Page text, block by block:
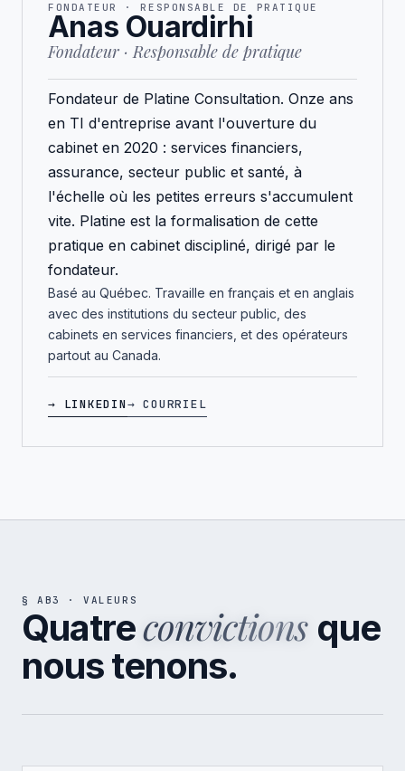
FONDATEUR · RESPONSABLE DE PRATIQUE
Anas Ouardirhi
Fondateur · Responsable de pratique
Fondateur de Platine Consultation. Onze ans
en TI d'entreprise avant l'ouverture du
cabinet en 2020 : services financiers,
assurance, secteur public et santé, à
l'échelle où les petites erreurs s'accumulent
vite. Platine est la formalisation de cette
pratique en cabinet discipliné, dirigé par le
fondateur.
Basé au Québec. Travaille en français et en anglais
avec des institutions du secteur public, des
cabinets en services financiers, et des opérateurs
partout au Canada.
→ LINKEDIN→ COURRIEL
§ AB3 · VALEURS
Quatreconvictions que
nous tenons.